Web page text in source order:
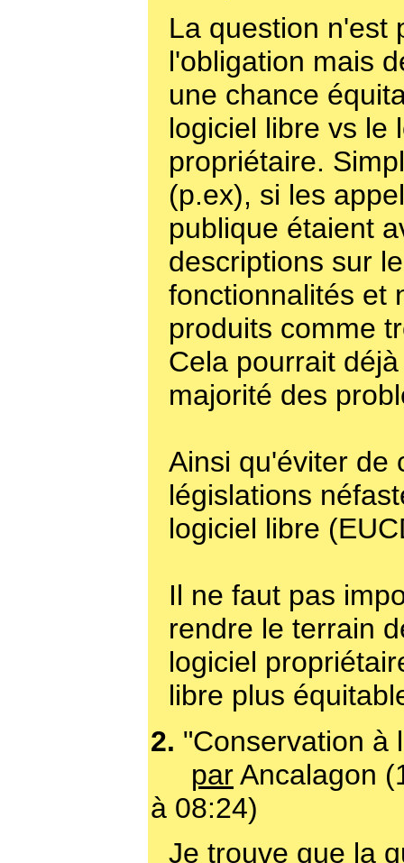
La question n'est
l'obligation mais
une chance
logiciel libre vs le
propriétaire.
(p.ex), si les
publique étaient
descriptions sur
fonctionnalités et
produits comme
Cela pourrait
majorité des
Ainsi qu'éviter de
législations
logiciel libre
Il ne faut pas
rendre le terrain
logiciel
libre plus
2. "Conservation à
parAncalagon
à 08:24)
Je trouve que la